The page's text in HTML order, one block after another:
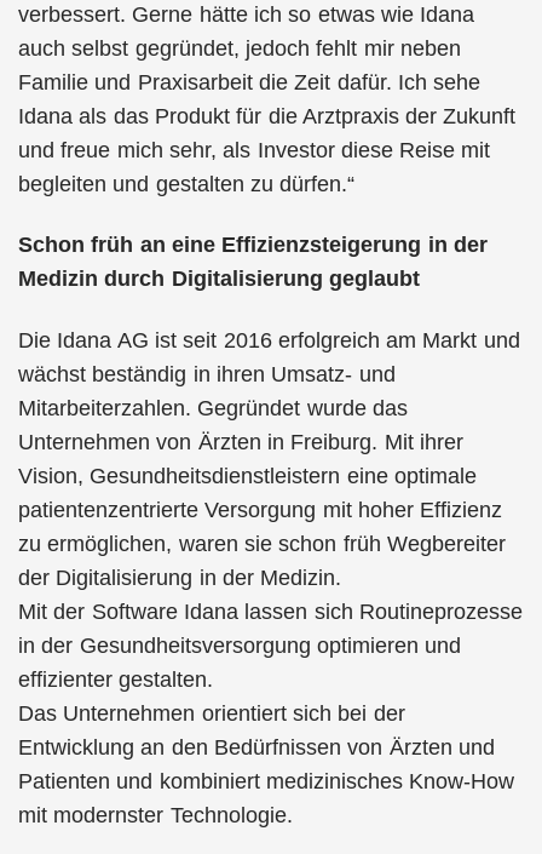
verbessert. Gerne hätte ich so etwas wie Idana
auch selbst gegründet, jedoch fehlt mir neben
Familie und Praxisarbeit die Zeit dafür. Ich sehe
Idana als das Produkt für die Arztpraxis der Zukunft
und freue mich sehr, als Investor diese Reise mit
begleiten und gestalten zu dürfen.“
Schon früh an eine Effizienzsteigerung in der
Medizin durch Digitalisierung geglaubt
Die Idana AG ist seit 2016 erfolgreich am Markt und
wächst beständig in ihren Umsatz- und
Mitarbeiterzahlen. Gegründet wurde das
Unternehmen von Ärzten in Freiburg. Mit ihrer
Vision, Gesundheitsdienstleistern eine optimale
patientenzentrierte Versorgung mit hoher Effizienz
zu ermöglichen, waren sie schon früh Wegbereiter
der Digitalisierung in der Medizin.
Mit der Software Idana lassen sich Routineprozesse
in der Gesundheitsversorgung optimieren und
effizienter gestalten.
Das Unternehmen orientiert sich bei der
Entwicklung an den Bedürfnissen von Ärzten und
Patienten und kombiniert medizinisches Know-How
mit modernster Technologie.